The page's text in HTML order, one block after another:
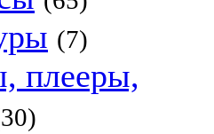
(7)
плееры,